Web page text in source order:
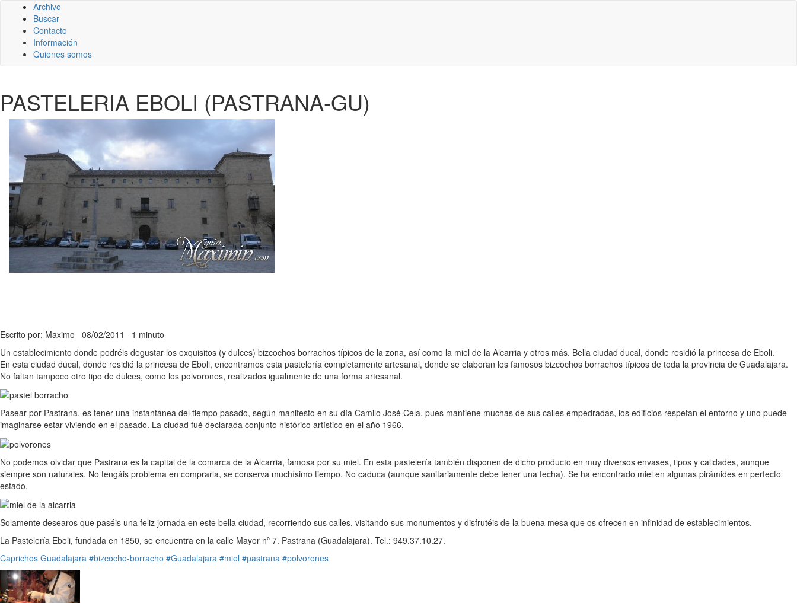
Archivo
Buscar
Contacto
Información
Quienes somos
PASTELERIA EBOLI (PASTRANA-GU)
Escrito por: Maximo 08/02/2011 1 minuto
Un establecimiento donde podréis degustar los exquisitos (y dulces) bizcochos borrachos típicos de la zona, así como la miel de la Alcarria y otros más. Bella ciudad ducal, donde residió la princesa de Eboli.
En esta ciudad ducal, donde residió la princesa de Eboli, encontramos esta pastelería completamente artesanal, donde se elaboran los famosos bizcochos borrachos típicos de toda la provincia de Guadalajara.
No faltan tampoco otro tipo de dulces, como los polvorones, realizados igualmente de una forma artesanal.
Pasear por Pastrana, es tener una instantánea del tiempo pasado, según manifesto en su día Camilo José Cela, pues mantiene muchas de sus calles empedradas, los edificios respetan el entorno y uno puede
imaginarse estar viviendo en el pasado. La ciudad fué declarada conjunto histórico artístico en el año 1966.
No podemos olvidar que Pastrana es la capital de la comarca de la Alcarria, famosa por su miel. En esta pastelería también disponen de dicho producto en muy diversos envases, tipos y calidades, aunque
siempre son naturales. No tengáis problema en comprarla, se conserva muchísimo tiempo. No caduca (aunque sanitariamente debe tener una fecha). Se ha encontrado miel en algunas pirámides en perfecto
estado.
Solamente desearos que paséis una feliz jornada en este bella ciudad, recorriendo sus calles, visitando sus monumentos y disfrutéis de la buena mesa que os ofrecen en infinidad de establecimientos.
La Pastelería Eboli, fundada en 1850, se encuentra en la calle Mayor nº 7. Pastrana (Guadalajara). Tel.: 949.37.10.27.
Caprichos Guadalajara #bizcocho-borracho #Guadalajara #miel #pastrana #polvorones